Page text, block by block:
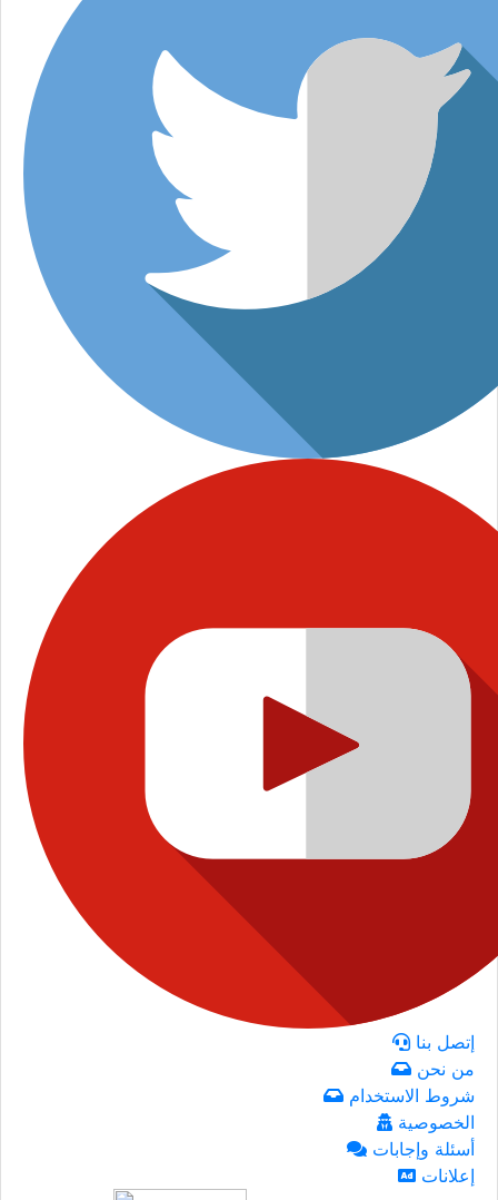
إتصل بنا
من نحن
شروط الاستخدام
الخصوصية
أسئلة وإجابات
إعلانات